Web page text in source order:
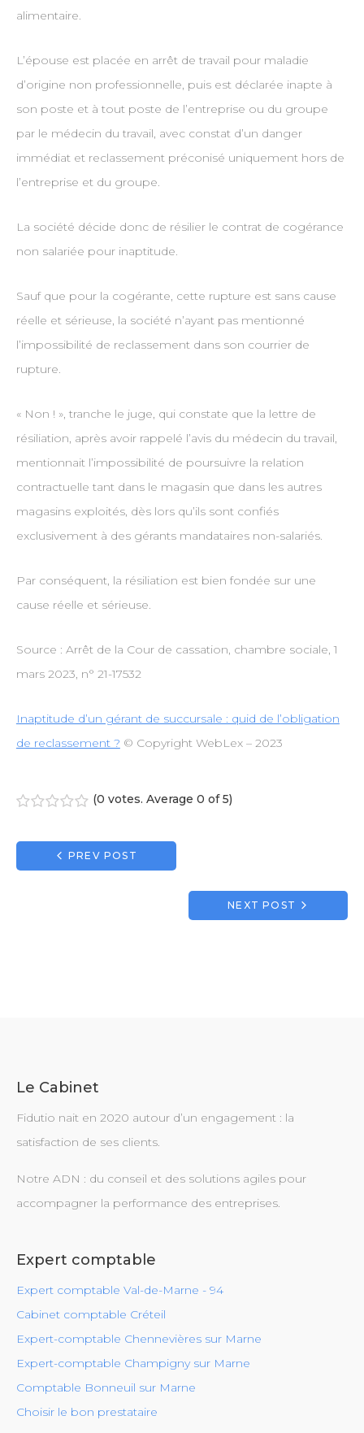
alimentaire.
L’épouse est placée en arrêt de travail pour maladie
d’origine non professionnelle, puis est déclarée inapte à
son poste et à tout poste de l’entreprise ou du groupe
par le médecin du travail, avec constat d’un danger
immédiat et reclassement préconisé uniquement hors de
l’entreprise et du groupe.
La société décide donc de résilier le contrat de cogérance
non salariée pour inaptitude.
Sauf que pour la cogérante, cette rupture est sans cause
réelle et sérieuse, la société n’ayant pas mentionné
l’impossibilité de reclassement dans son courrier de
rupture.
« Non ! », tranche le juge, qui constate que la lettre de
résiliation, après avoir rappelé l’avis du médecin du travail,
mentionnait l’impossibilité de poursuivre la relation
contractuelle tant dans le magasin que dans les autres
magasins exploités, dès lors qu’ils sont confiés
exclusivement à des gérants mandataires non-salariés.
Par conséquent, la résiliation est bien fondée sur une
cause réelle et sérieuse.
Source : Arrêt de la Cour de cassation, chambre sociale, 1
mars 2023, n° 21-17532
Inaptitude d’un gérant de succursale : quid de l’obligation
de reclassement ? © Copyright WebLex – 2023
(0 votes. Average 0 of 5)
Navigation
de
PREV POST
NEXT POST
Le Cabinet
Fidutio nait en 2020 autour d’un engagement : la
satisfaction de ses clients.
Notre ADN : du conseil et des solutions agiles pour
accompagner la performance des entreprises.
Expert comptable
Expert comptable Val-de-Marne - 94
Cabinet comptable Créteil
Expert-comptable Chennevières sur Marne
Expert-comptable Champigny sur Marne
Comptable Bonneuil sur Marne
Choisir le bon prestataire